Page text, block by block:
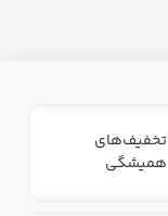
تخفیف‌های
همیشگی